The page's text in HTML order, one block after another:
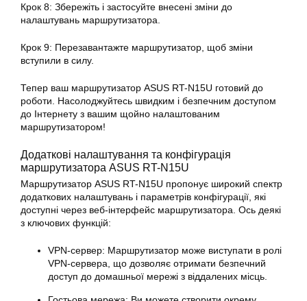
Крок 8: Збережіть і застосуйте внесені зміни до
налаштувань маршрутизатора.
Крок 9: Перезавантажте маршрутизатор, щоб зміни
вступили в силу.
Тепер ваш маршрутизатор ASUS RT-N15U готовий до
роботи. Насолоджуйтесь швидким і безпечним доступом
до Інтернету з вашим щойно налаштованим
маршрутизатором!
Додаткові налаштування та конфігурація
маршрутизатора ASUS RT-N15U
Маршрутизатор ASUS RT-N15U пропонує широкий спектр
додаткових налаштувань і параметрів конфігурації, які
доступні через веб-інтерфейс маршрутизатора. Ось деякі
з ключових функцій:
VPN-сервер: Маршрутизатор може виступати в ролі
VPN-сервера, що дозволяє отримати безпечний
доступ до домашньої мережі з віддалених місць.